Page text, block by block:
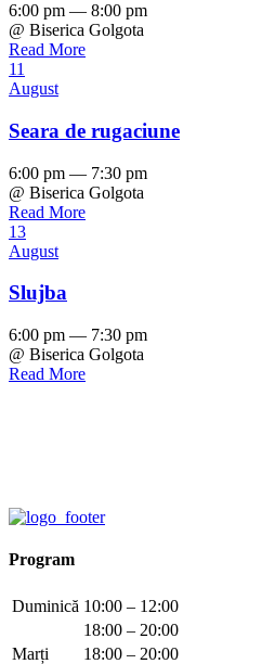
6:00 pm — 8:00 pm
@ Biserica Golgota
Read More
11
August
Seara de rugaciune
6:00 pm — 7:30 pm
@ Biserica Golgota
Read More
13
August
Slujba
6:00 pm — 7:30 pm
@ Biserica Golgota
Read More
Program
Duminică 10:00 – 12:00
18:00 – 20:00
Marți
18:00 – 20:00